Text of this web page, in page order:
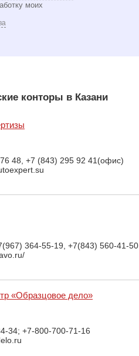
моих
конторы в Казани
48, +7 (843) 295 92 41(офис)
364-55-19, +7(843) 560-41-50
«Образцовое дело»
34; +7-800-700-71-16